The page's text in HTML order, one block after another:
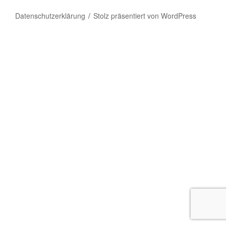
Datenschutzerklärung Stolz präsentiert von WordPress